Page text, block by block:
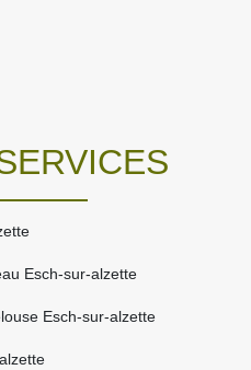
Esch-sur-alzette
Esch-sur-alzette